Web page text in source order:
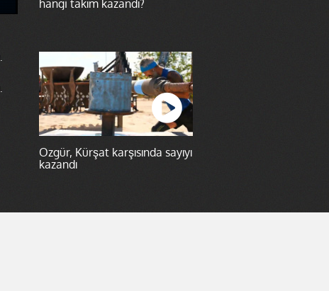
hangi takım kazandı?
Özgür, Kürşat karşısında sayıyı
kazandı